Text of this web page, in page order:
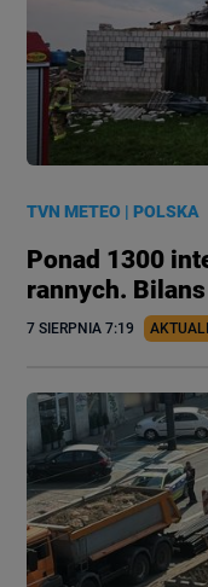
TVN METEO |POLSKA
Ponad 1300
rannych.
7 SIERPNIA 7:19